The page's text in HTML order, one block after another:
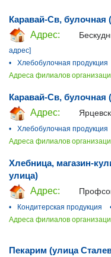
Каравай-Св, булочная
Адрес:
адрес]
•
Хлебобулочная продукция
Адреса филиалов
Каравай-Св, булочная
Адрес:
•
Хлебобулочная продукция
Адреса филиалов
Хлебница, магазин-
улица)
Адрес:
•
Кондитерская продукция
Адреса филиалов
Пекарим (улица